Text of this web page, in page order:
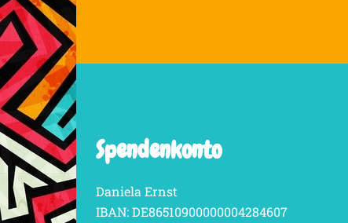
Spendenkonto
Daniela Ernst
IBAN: DE86510900000004284607